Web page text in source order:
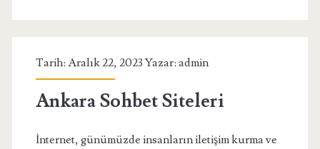
Tarih: Aralık 22, 2023 Yazar: admin
Ankara Sohbet Siteleri
İnternet, günümüzde insanların iletişim kurma ve